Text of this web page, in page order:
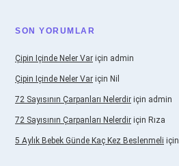
SON YORUMLAR
Çipin Içinde Neler Var için admin
Çipin Içinde Neler Var için Nil
72 Sayısının Çarpanları Nelerdir için admin
72 Sayısının Çarpanları Nelerdir için Rıza
5 Aylık Bebek Günde Kaç Kez Beslenmeli için